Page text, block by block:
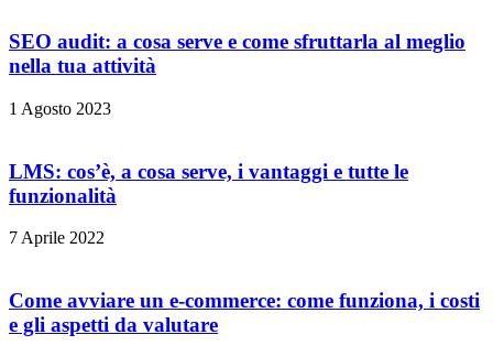
SEO audit: a cosa serve e come sfruttarla al meglio
nella tua attività
1 Agosto 2023
LMS: cos’è, a cosa serve, i vantaggi e tutte le
funzionalità
7 Aprile 2022
Come avviare un e-commerce: come funziona, i costi
e gli aspetti da valutare